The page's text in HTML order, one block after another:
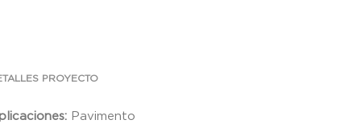
PROYECTO
Pavimento